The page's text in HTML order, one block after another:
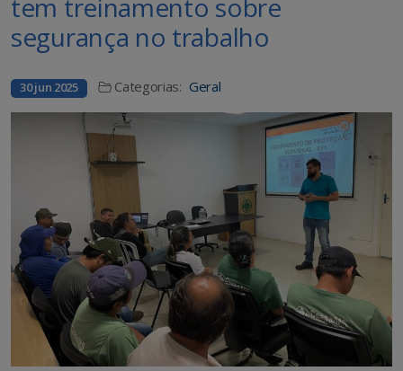
tem treinamento sobre
segurança no trabalho
30 jun 2025 Categorias: Geral